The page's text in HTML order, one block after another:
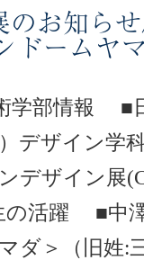
のお知ら
ドームヤ
術学部情報 ■
）デザイン
デザイン展
の活躍 ■中
ダ＞（旧姓: